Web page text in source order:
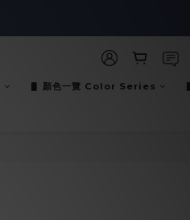
▋ 顏色一覽 Color Series